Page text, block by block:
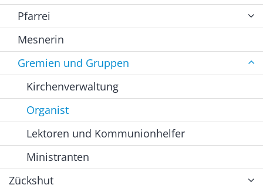
Pfarrei
Mesnerin
Gremien und Gruppen
Kirchenverwaltung
Organist
Lektoren und Kommunionhelfer
Ministranten
Zückshut